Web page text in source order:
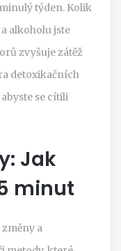
týden. Kolik
alkoholu jste
zvyšuje zátěž
detoxikačních
se cítili
Jak
minut
a